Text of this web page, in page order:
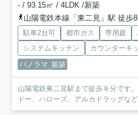
- / 93.15㎡ / 4LDK /新築
山陽電鉄本線「東二見」駅 徒歩
駐車2台可 都市ガス 専用庭
システムキッチン
カウンターキ
パノラマ 新築
山陽電鉄東二見駅まで徒歩８分です
ドー、ハローズ、アルカドラッグな